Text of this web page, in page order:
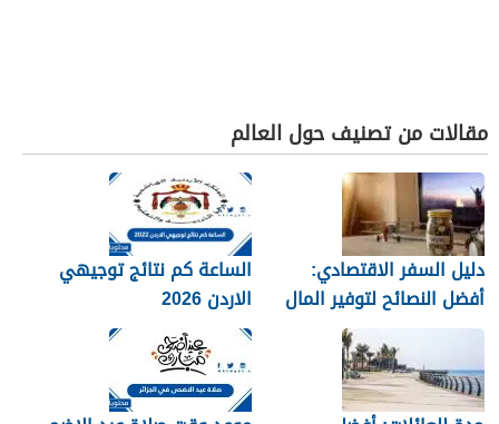
مقالات من تصنيف حول العالم
دليل السفر الاقتصادي:
أفضل النصائح لتوفير المال
الساعة كم نتائج توجيهي
الاردن 2026